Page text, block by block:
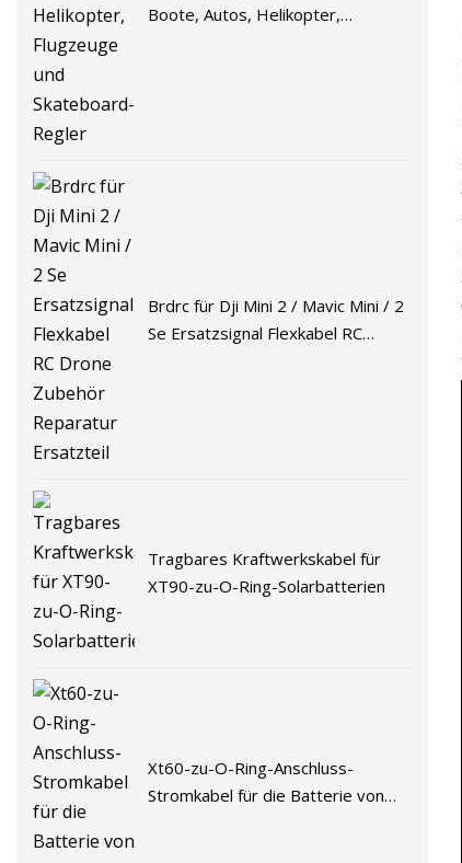
Boote, Autos, Helikopter,
Brdrc für Dji Mini 2 / Mavic Mini / 2
Se Ersatzsignal Flexkabel RC
Tragbares Kraftwerkskabel für
XT90-zu-O-Ring-Solarbatterien
Xt60-zu-O-Ring-Anschluss-
Stromkabel für die Batterie von